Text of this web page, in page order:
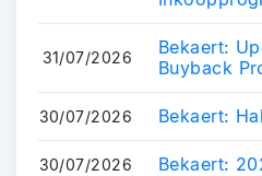
31/07/2026
Bekaert:
Buyback
30/07/2026 Bekaert:
30/07/2026 Bekaert: